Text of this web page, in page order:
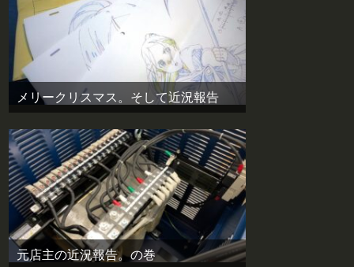
メリークリスマス。そして近況報告
元店主の近況報告。の巻